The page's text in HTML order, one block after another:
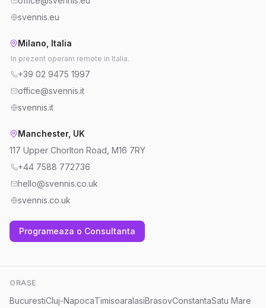
svennis.eu
Milano, Italia
In prezent operam remote in Italia.
+39 02 9475 1997
office@svennis.it
svennis.it
Manchester, UK
117 Upper Chorlton Road, M16 7RY
+44 7588 772736
hello@svennis.co.uk
svennis.co.uk
Programeaza o Consultanta
ORASE
BucurestiCluj-NapocaTimisoaraIasiBrasovConstantaSatu Mare